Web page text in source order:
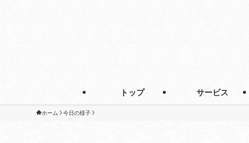
トップ サービス
ホーム 今日の様子